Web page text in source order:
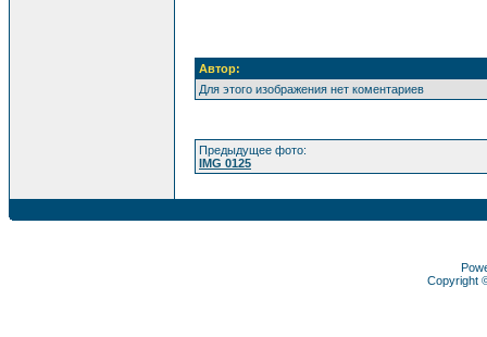
Автор:
Для этого изображения нет коментариев
Предыдущее фото:
IMG 0125
Copyright